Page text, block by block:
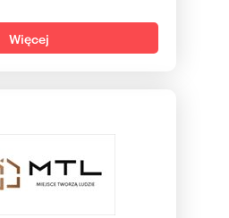
Więcej